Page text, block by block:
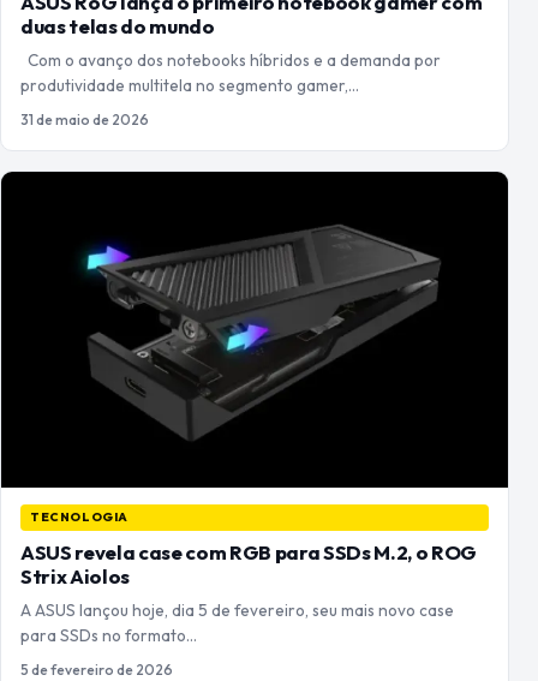
duas telas do mundo
Com o avanço dos notebooks híbridos e a demanda por
produtividade multitela no segmento gamer,…
31 de maio de 2026
TECNOLOGIA
ASUS revela case com RGB para SSDs M.2, o ROG
Strix Aiolos
A ASUS lançou hoje, dia 5 de fevereiro, seu mais novo case
para SSDs no formato…
5 de fevereiro de 2026